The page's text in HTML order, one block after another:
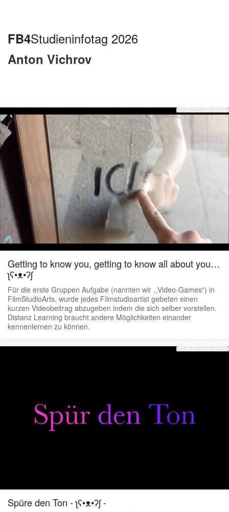
FB4Studieninfotag 2026
Anton Vichrov
FILM STUDIO ARTS
Getting to know you, getting to know all about you…
ʅʕ•ᴥ•ʔʃ
Für die erste Gruppen Aufgabe (nannten wir ,,Video-Games“) in
FilmStudioArts, wurde jedes Filmstudioartist gebeten einen
kurzen Videobeitrag abzugeben indem die sich selber vorstellen.
Distanz Learning braucht andere Möglichkeiten einander
kennenlernen zu können.
FILM STUDIO ARTS
Spüre den Ton - ʅʕ•ᴥ•ʔʃ -